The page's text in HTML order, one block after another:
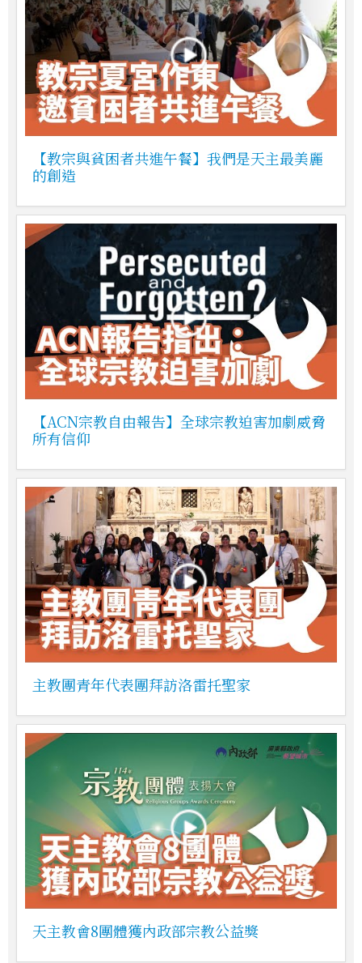
【教宗與貧困者共進午餐】我們是天主最美麗
的創造
【ACN宗教自由報告】全球宗教迫害加劇威脅
所有信仰
主教團青年代表團拜訪洛雷托聖家
天主教會8團體獲內政部宗教公益獎